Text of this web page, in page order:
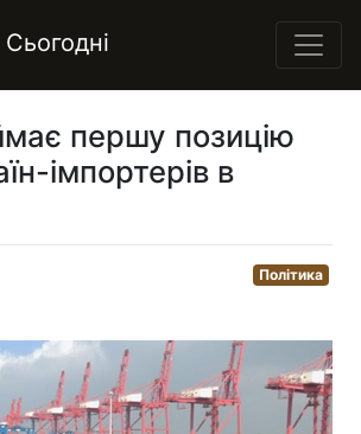
першу позицію
імпортерів в
Політика